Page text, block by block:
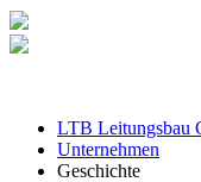
LTB Leitungsbau
Unternehmen
Geschichte